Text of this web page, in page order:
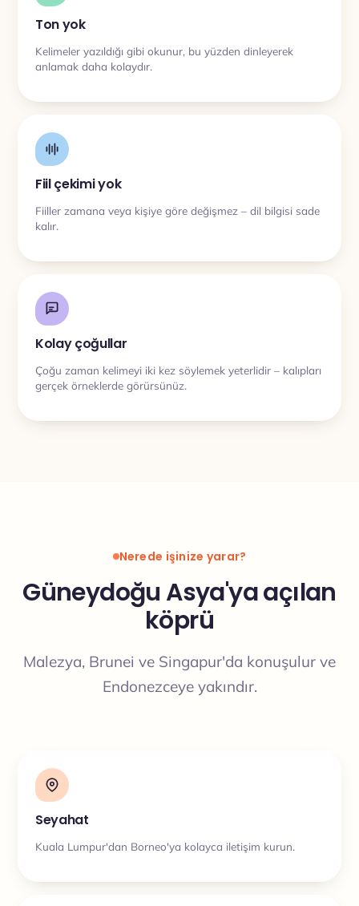
Ton yok
Kelimeler yazıldığı gibi okunur, bu yüzden dinleyerek
anlamak daha kolaydır.
Fiil çekimi yok
Fiiller zamana veya kişiye göre değişmez – dil bilgisi sade
kalır.
Kolay çoğullar
Çoğu zaman kelimeyi iki kez söylemek yeterlidir – kalıpları
gerçek örneklerde görürsünüz.
Nerede işinize yarar?
Güneydoğu Asya'ya açılan
köprü
Malezya, Brunei ve Singapur'da konuşulur ve
Endonezceye yakındır.
Seyahat
Kuala Lumpur'dan Borneo'ya kolayca iletişim kurun.